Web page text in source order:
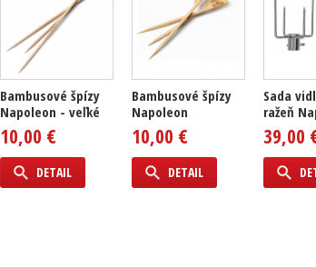
Bambusové špízy
Napoleon - veľké
10,00 €
DETAIL
Bambusové špízy
Napoleon
10,00 €
DETAIL
Sada
ražeň
39,00